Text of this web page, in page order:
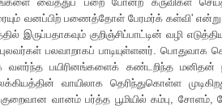
வனப்பிற் பணைத்தோள் பேரமர்க் கள்வி' என்று
இருப்பதாகவும் குறிஞ்சிப்பாட்டின் வழி
புலவர்கள் பலவாறாகப் பாடியுள்ளனர்.
பயிரினங்களைக் கண்டறிந்த மனிதன்
வாயிலாக தெரிந்துகொள்ள
குறைவான வானம் பர்த்த பூமியில் கம்பு,